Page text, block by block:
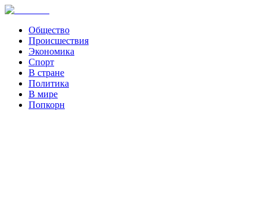
Общество
Происшествия
Экономика
Спорт
В стране
Политика
В мире
Попкорн